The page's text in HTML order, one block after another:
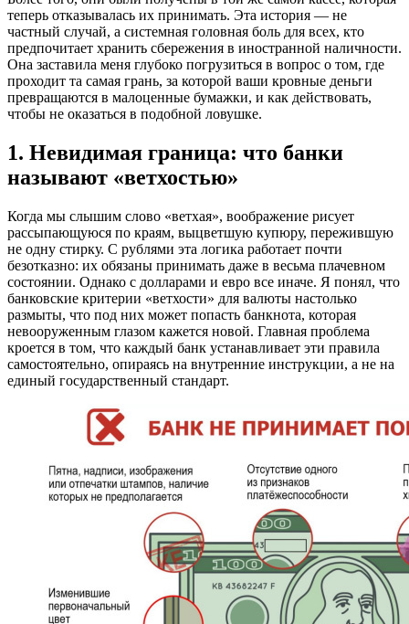
теперь отказывалась их принимать. Эта история — не
частный случай, а системная головная боль для всех, кто
предпочитает хранить сбережения в иностранной наличности.
Она заставила меня глубоко погрузиться в вопрос о том, где
проходит та самая грань, за которой ваши кровные деньги
превращаются в малоценные бумажки, и как действовать,
чтобы не оказаться в подобной ловушке.
1. Невидимая граница: что банки
называют «ветхостью»
Когда мы слышим слово «ветхая», воображение рисует
рассыпающуюся по краям, выцветшую купюру, пережившую
не одну стирку. С рублями эта логика работает почти
безотказно: их обязаны принимать даже в весьма плачевном
состоянии. Однако с долларами и евро все иначе. Я понял, что
банковские критерии «ветхости» для валюты настолько
размыты, что под них может попасть банкнота, которая
невооруженным глазом кажется новой. Главная проблема
кроется в том, что каждый банк устанавливает эти правила
самостоятельно, опираясь на внутренние инструкции, а не на
единый государственный стандарт.